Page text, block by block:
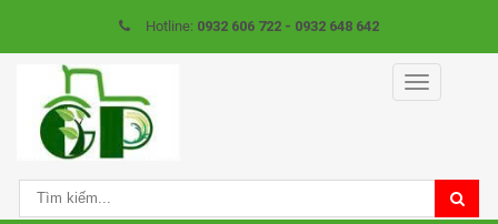
Hotline: 0932 606 722 - 0932 648 642
Toggle
navigation